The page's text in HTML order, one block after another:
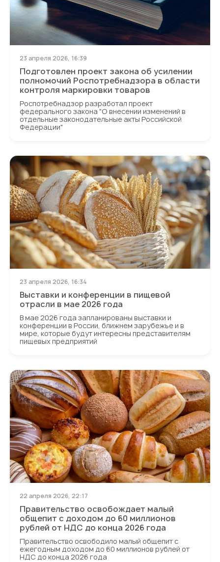
Подготовлен проект закона об усилении
полномочий Роспотребнадзора в области
контроля маркировки товаров
23 апреля 2026, 16:39
Роспотребнадзор разработал проект
федерального закона "О внесении изменений в
отдельные законодательные акты Российской
Федерации"
Выставки и конференции в пищевой
отрасли в мае 2026 года
23 апреля 2026, 16:34
В мае 2026 года запланированы выставки и
конференции в России, ближнем зарубежье и в
мире, которые будут интересны представителям
пищевых предприятий
Правительство освобождает малый
общепит с доходом до 60 миллионов
рублей от НДС до конца 2026 года
22 апреля 2026, 22:17
Правительство освободило малый общепит с
ежегодным доходом до 60 миллионов рублей от
НДС до конца 2026 года